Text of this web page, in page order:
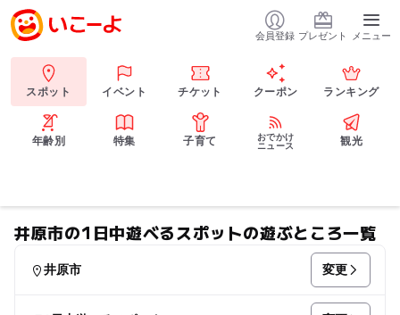
会員登録 プレゼント メニュー
スポット イベント チケット クーポン ランキング
年齢別 特集 子育て
おでかけ
ニュース
観光
井原市の1日中遊べるスポットの遊ぶところ一覧
井原市 変更